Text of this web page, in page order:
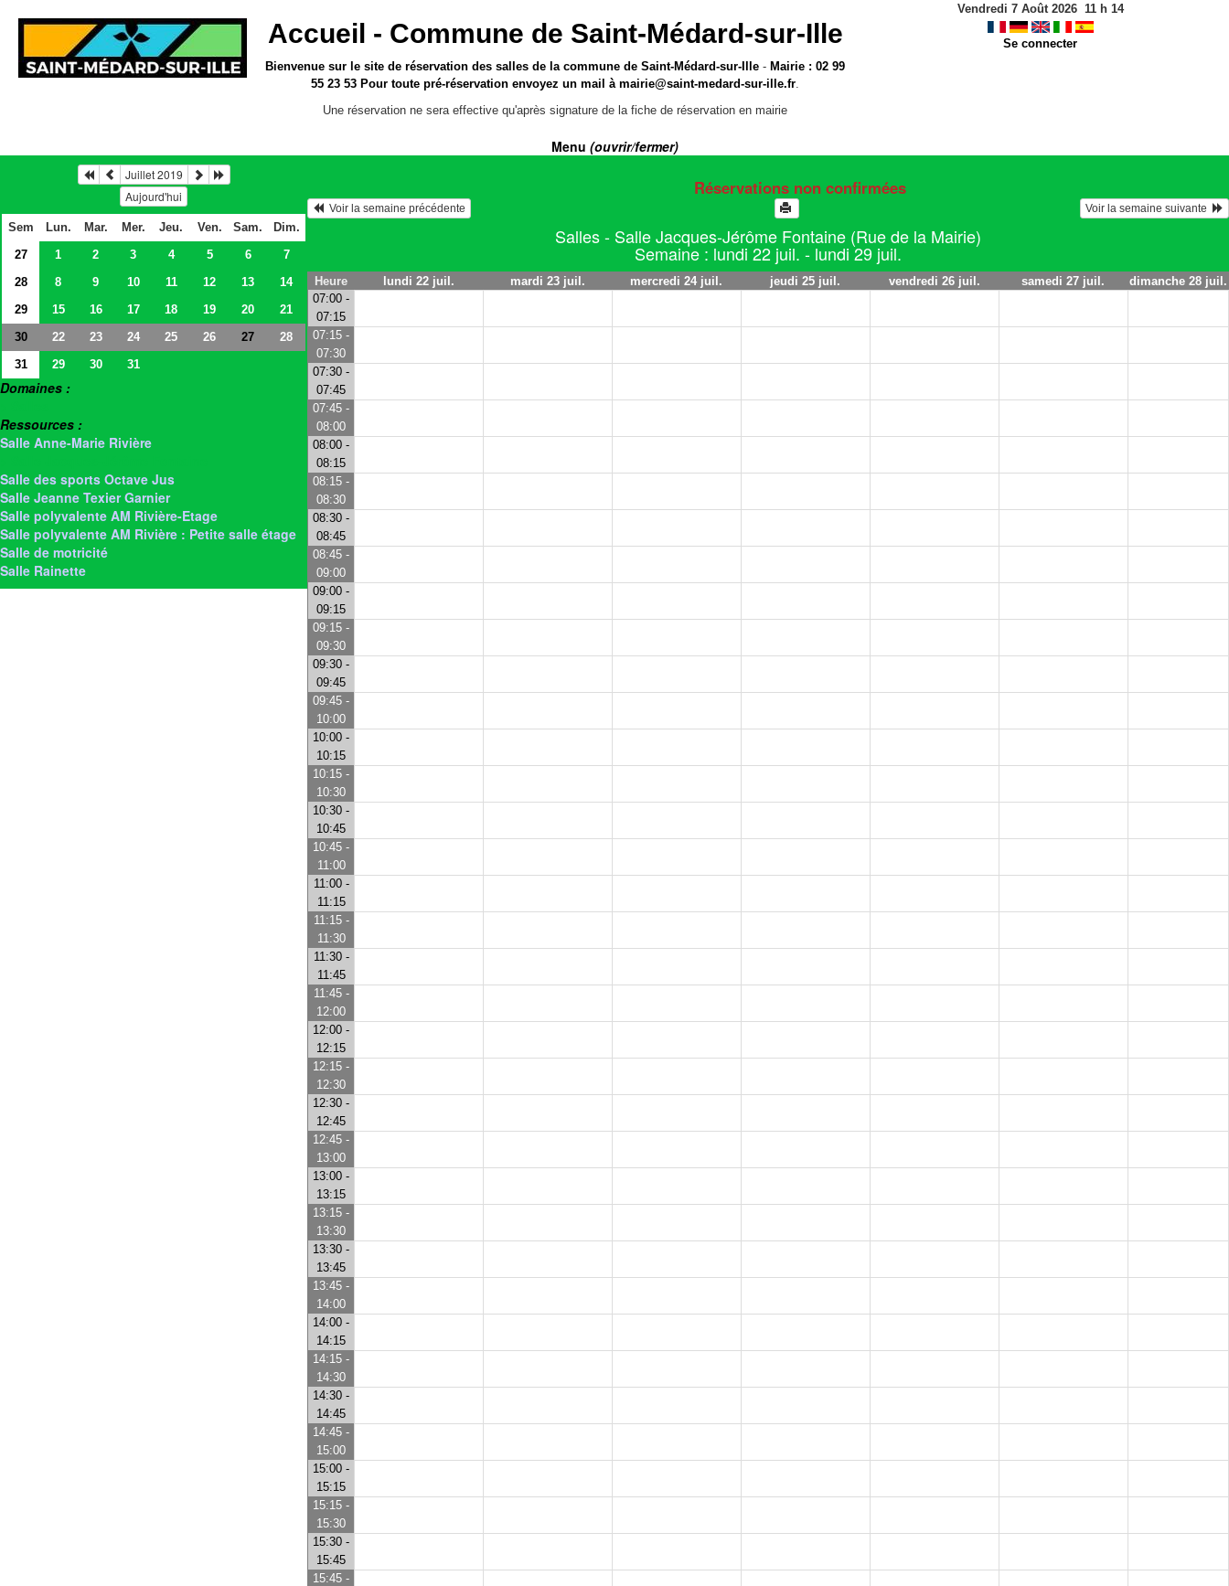
Accueil - Commune de Saint-Médard-sur-Ille
Bienvenue sur le sitede réservation des salles de la commune de Saint-Médard-sur-Ille - Mairie : 02 99
55 23 53 Pour toute pré-réservation envoyez un mail àmairie@saint-medard-sur-ille.fr.
Une réservation ne sera effective qu'après signature de la fiche de réservation en mairie
Vendredi 7 Août 2026 11h 14
Se connecter
Menu (ouvrir/fermer)
Juillet 2019
Aujourd'hui
Sem Lun. Mar. Mer. Jeu. Ven. Sam.
Dim.
27
1 2 3 4 5 6
7
28
8 9 10 11 12 13
14
29
15 16 17 18 19 20
21
30
22 23 24 25 26 27
28
31
29 30 31
Domaines :
Ressources :
Salle Anne-Marie Rivière
Salle des sports Octave Jus
Salle Jeanne Texier Garnier
Salle polyvalente AM Rivière-Etage
Salle polyvalente AM Rivière : Petite salle étage
Salle de motricité
Salle Rainette
Réservations non confirmées
  Voir la semaine précédente
Voir la semaine suivante
Salles - Salle Jacques-Jérôme Fontaine (Rue de la Mairie)
Semaine : lundi 22 juil. - lundi 29 juil.
Heure lundi 22 juil. mardi 23 juil. mercredi 24 juil. jeudi 25 juil. vendredi 26 juil. samedi 27 juil.
dimanche 28 juil.
07:00 -
07:15
07:15 -
07:30
07:30 -
07:45
07:45 -
08:00
08:00 -
08:15
08:15 -
08:30
08:30 -
08:45
08:45 -
09:00
09:00 -
09:15
09:15 -
09:30
09:30 -
09:45
09:45 -
10:00
10:00 -
10:15
10:15 -
10:30
10:30 -
10:45
10:45 -
11:00
11:00 -
11:15
11:15 -
11:30
11:30 -
11:45
11:45 -
12:00
12:00 -
12:15
12:15 -
12:30
12:30 -
12:45
12:45 -
13:00
13:00 -
13:15
13:15 -
13:30
13:30 -
13:45
13:45 -
14:00
14:00 -
14:15
14:15 -
14:30
14:30 -
14:45
14:45 -
15:00
15:00 -
15:15
15:15 -
15:30
15:30 -
15:45
15:45 -